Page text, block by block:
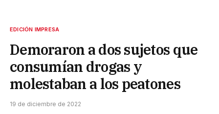
EDICIÓN IMPRESA
Demoraron a dos sujetos que
consumían drogas y
molestaban a los peatones
19 de diciembre de 2022